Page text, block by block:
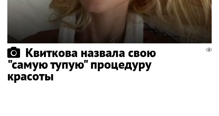
Квиткова назвала свою
"самую тупую" процедуру
красоты